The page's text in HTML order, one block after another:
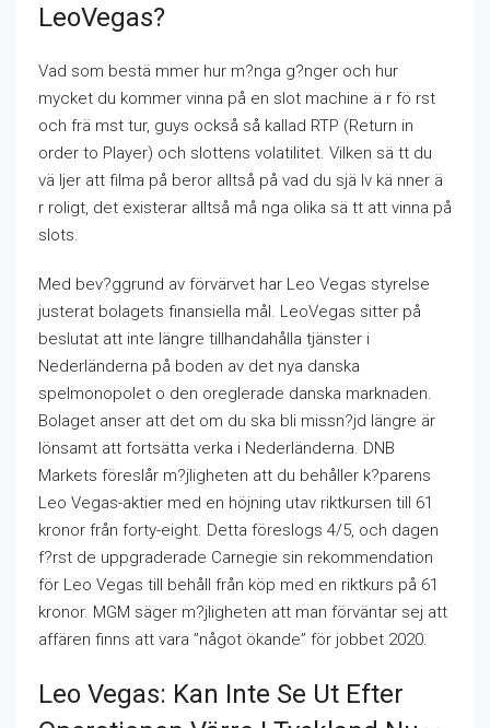
LeoVegas?
Vad som bestä mmer hur m?nga g?nger och hur
mycket du kommer vinna på en slot machine ä r fö rst
och frä mst tur, guys också så kallad RTP (Return in
order to Player) och slottens volatilitet. Vilken sä tt du
vä ljer att filma på beror alltså på vad du sjä lv kä nner ä
r roligt, det existerar alltså må nga olika sä tt att vinna på
slots.
Med bev?ggrund av förvärvet har Leo Vegas styrelse
justerat bolagets finansiella mål. LeoVegas sitter på
beslutat att inte längre tillhandahålla tjänster i
Nederländerna på boden av det nya danska
spelmonopolet o den oreglerade danska marknaden.
Bolaget anser att det om du ska bli missn?jd längre är
lönsamt att fortsätta verka i Nederländerna. DNB
Markets föreslår m?jligheten att du behåller k?parens
Leo Vegas-aktier med en höjning utav riktkursen till 61
kronor från forty-eight. Detta föreslogs 4/5, och dagen
f?rst de uppgraderade Carnegie sin rekommendation
för Leo Vegas till behåll från köp med en riktkurs på 61
kronor. MGM säger m?jligheten att man förväntar sej att
affären finns att vara ”något ökande” för jobbet 2020.
Leo Vegas: Kan Inte Se Ut Efter